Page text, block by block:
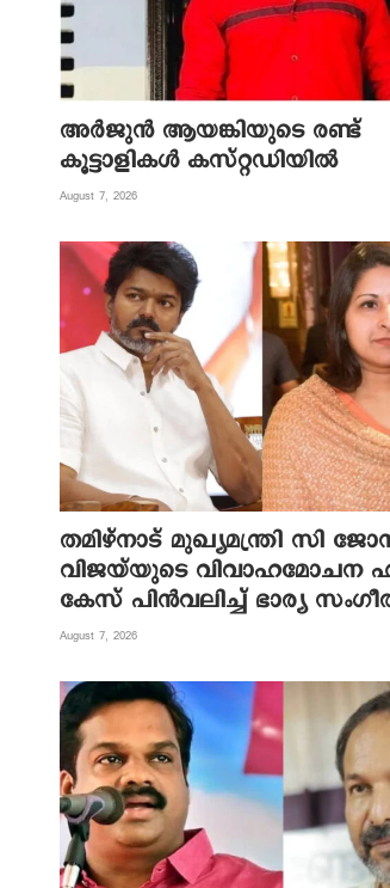
അര്‍ജുന്‍ ആയങ്കിയുടെ രണ്ട്
കൂട്ടാളികള്‍ കസ്റ്റഡിയില്‍
August 7, 2026
തമിഴ്നാട് മുഖ്യമന്ത്രി സി
വിജയ്‌യുടെ വിവാഹമോചന
കേസ് പിൻവലിച്ച് ഭാര്യ
August 7, 2026